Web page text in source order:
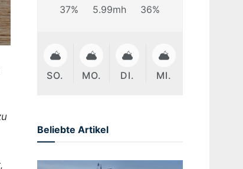
37% 5.99mh 36%
SO. MO. DI. MI.
Beliebte Artikel